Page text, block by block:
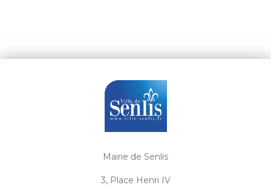
Mairie de Senlis
3, Place Henri IV